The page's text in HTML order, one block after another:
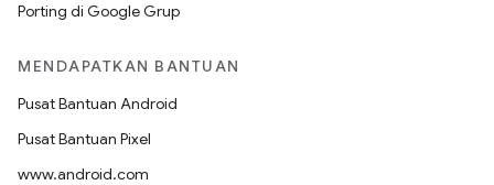
Porting di Google Grup
MENDAPATKAN BANTUAN
Pusat Bantuan Android
Pusat Bantuan Pixel
www.android.com